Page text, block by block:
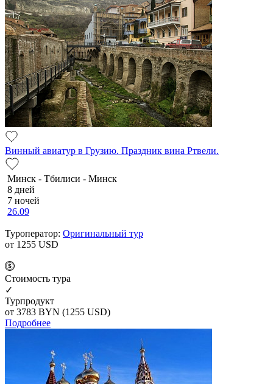
Винный авиатур в Грузию. Праздник вина Ртвели.
Минск - Тбилиси - Минск
8 дней
7 ночей
26.09
Туроператор: Оригинальный тур
от 1255 USD
Cтоимость тура
✓
Турпродукт
от 3783 BYN (1255 USD)
Подробнее